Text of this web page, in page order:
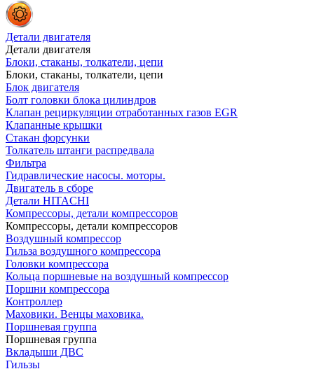
Детали двигателя
Детали двигателя
Блоки, стаканы, толкатели, цепи
Блоки, стаканы, толкатели, цепи
Блок двигателя
Болт головки блока цилиндров
Клапан рециркуляции отработанных газов EGR
Клапанные крышки
Стакан форсунки
Толкатель штанги распредвала
Фильтра
Гидравлические насосы. моторы.
Двигатель в сборе
Детали HITACHI
Компрессоры, детали компрессоров
Компрессоры, детали компрессоров
Воздушный компрессор
Гильза воздушного компрессора
Головки компрессора
Кольца поршневые на воздушный компрессор
Поршни компрессора
Контроллер
Маховики. Венцы маховика.
Поршневая группа
Поршневая группа
Вкладыши ДВС
Гильзы